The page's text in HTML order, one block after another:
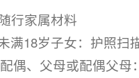
行家属材料
满18岁子女：护照扫
偶、父母或配偶父